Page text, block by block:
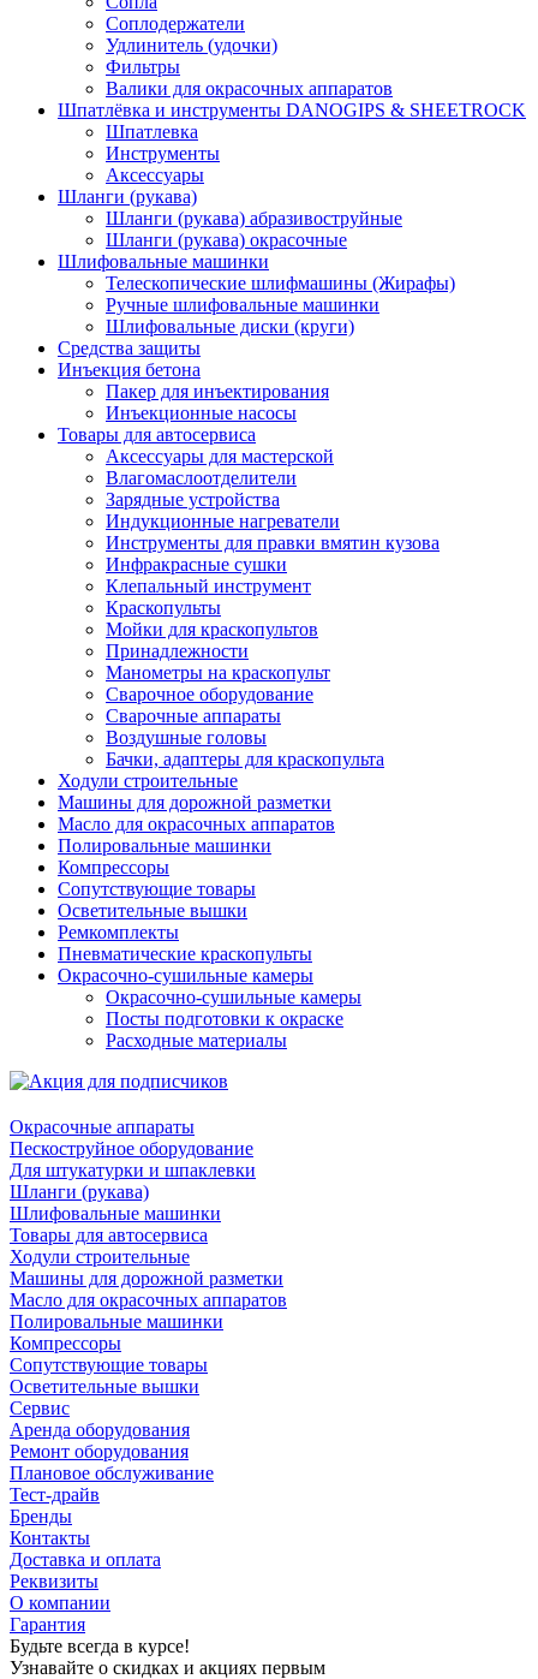
Соплодержатели
Удлинитель (удочки)
Фильтры
Валики для окрасочных аппаратов
Шпатлёвка и инструменты DANOGIPS & SHEETROCK
Шпатлевка
Инструменты
Аксессуары
Шланги (рукава)
Шланги (рукава) абразивоструйные
Шланги (рукава) окрасочные
Шлифовальные машинки
Телескопические шлифмашины (Жирафы)
Ручные шлифовальные машинки
Шлифовальные диски (круги)
Средства защиты
Инъекция бетона
Пакер для инъектирования
Инъекционные насосы
Товары для автосервиса
Аксессуары для мастерской
Влагомаслоотделители
Зарядные устройства
Индукционные нагреватели
Инструменты для правки вмятин кузова
Инфракрасные сушки
Клепальный инструмент
Краскопульты
Мойки для краскопультов
Принадлежности
Манометры на краскопульт
Сварочное оборудование
Сварочные аппараты
Воздушные головы
Бачки, адаптеры для краскопульта
Ходули строительные
Машины для дорожной разметки
Масло для окрасочных аппаратов
Полировальные машинки
Компрессоры
Сопутствующие товары
Осветительные вышки
Ремкомплекты
Пневматические краскопульты
Окрасочно-сушильные камеры
Окрасочно-сушильные камеры
Посты подготовки к окраске
Расходные материалы
Окрасочные аппараты
Пескоструйное оборудование
Для штукатурки и шпаклевки
Шланги (рукава)
Шлифовальные машинки
Товары для автосервиса
Ходули строительные
Машины для дорожной разметки
Масло для окрасочных аппаратов
Полировальные машинки
Компрессоры
Сопутствующие товары
Осветительные вышки
Сервис
Аренда оборудования
Ремонт оборудования
Плановое обслуживание
Тест-драйв
Бренды
Контакты
Доставка и оплата
Реквизиты
О компании
Гарантия
Будьте всегда в курсе!
Узнавайте о скидках и акциях первым